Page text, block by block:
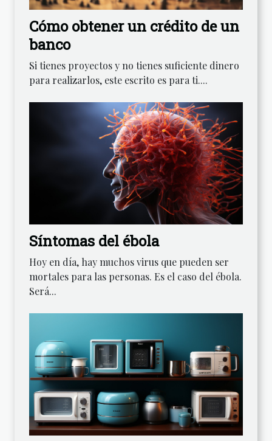
Cómo obtener un crédito de un
banco
Si tienes proyectos y no tienes suficiente dinero
para realizarlos, este escrito es para ti....
Síntomas del ébola
Hoy en día, hay muchos virus que pueden ser
mortales para las personas. Es el caso del ébola.
Será...